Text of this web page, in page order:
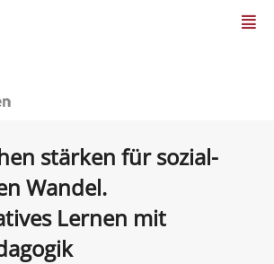
stärken für sozial-
Wandel.
Lernen mit